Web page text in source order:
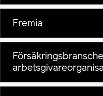
Fremia